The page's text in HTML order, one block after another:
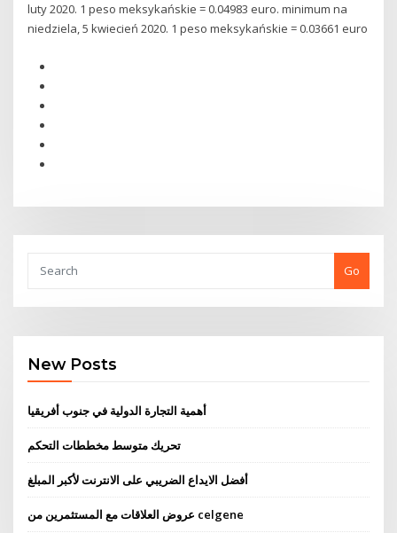
luty 2020. 1 peso meksykańskie = 0.04983 euro. minimum na
niedziela, 5 kwiecień 2020. 1 peso meksykańskie = 0.03661 euro
Go
New Posts
أهمية التجارة الدولية في جنوب أفريقيا
تحريك متوسط ​​مخططات التحكم
أفضل الايداع الضريبي على الانترنت لأكبر المبلغ
عروض العلاقات مع المستثمرين من celgene